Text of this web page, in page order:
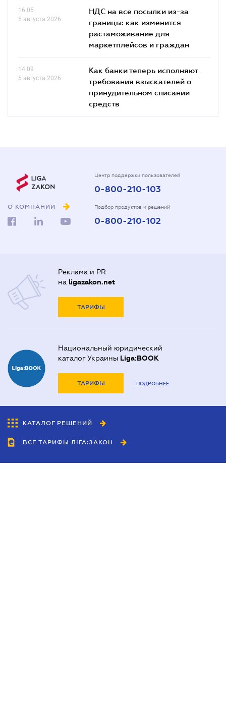
16.05
5 августа 2026
НДС на все посылки из-за
границы: как изменится
растаможивание для
маркетплейсов и граждан
14.09
5 августа 2026
Как банки теперь исполняют
требования взыскателей о
принудительном списании
средств
О КОМПАНИИ
Центр поддержки пользователей
0-800-210-103
Подбор продуктов и решений
0-800-210-102
Реклама и PR
на ligazakon.net
ТАРИФЫ
Национальный юридический
каталог Украины Liga:BOOK
ТАРИФЫ ПОДРОБНЕЕ
КАТАЛОГ РЕШЕНИЙ
ВСЕ ТАРИФЫ ЛІГА:ЗАКОН